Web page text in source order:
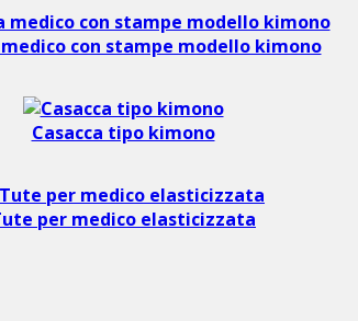
medico con stampe modello kimono
Casacca tipo kimono
per medico elasticizzata